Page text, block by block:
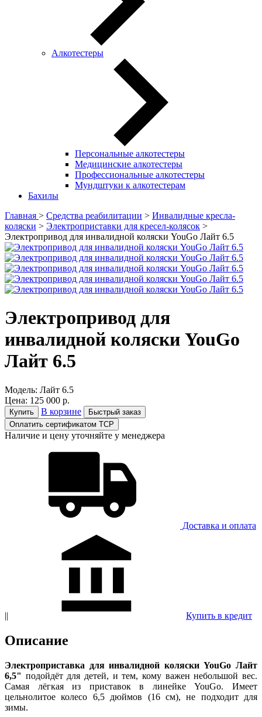
Алкотестеры
Персональные алкотестеры
Медицинские алкотестеры
Профессиональные алкотестеры
Мундштуки к алкотестерам
Бахилы
Главная > Средства реабилитации > Инвалидные кресла-
коляски > Электроприставки для кресел-колясок >
Электропривод для инвалидной коляски YouGo Лайт 6.5
Электропривод для
инвалидной коляски YouGo
Лайт 6.5
Модель: Лайт 6.5
Цена: 125 000 р.
Купить В корзине
Быстрый заказ
Оплатить сертификатом ТСР
Наличие и цену уточняйте у менеджера
Доставка и оплатa
|| Купить в кредит
Описание
Электроприставка для инвалидной коляски YouGo Лайт
6,5" подойдёт для детей, и тем, кому важен небольшой вес.
Самая лёгкая из приставок в линейке YouGo. Имеет
цельнолитое колесо 6,5 дюймов (16 см), не подходит для
зимы.